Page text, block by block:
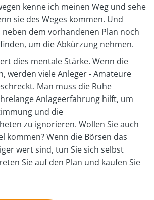
kenne ich meinen Weg und sehe
sie des Weges kommen. Und
neben dem vorhandenen Plan noch
um die Abkürzung nehmen.
dies mentale Stärke. Wenn die
werden viele Anleger - Amateure
Man muss die Ruhe
Anlageerfahrung hilft, um
und die
zu ignorieren. Wollen Sie auch
kommen? Wenn die Börsen das
wert sind, tun Sie sich selbst
Sie auf den Plan und kaufen Sie